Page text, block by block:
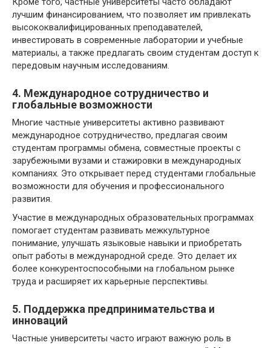
лучшим финансированием, что позволяет им привлекать
высококвалифицированных преподавателей,
инвестировать в современные лаборатории и учебные
материалы, а также предлагать своим студентам доступ к
передовым научным исследованиям.
4. Международное сотрудничество и
глобальные возможности
Многие частные университеты активно развивают
международное сотрудничество, предлагая своим
студентам программы обмена, совместные проекты с
зарубежными вузами и стажировки в международных
компаниях. Это открывает перед студентами глобальные
возможности для обучения и профессионального
развития.
Участие в международных образовательных программах
помогает студентам развивать межкультурное
понимание, улучшать языковые навыки и приобретать
опыт работы в международной среде. Это делает их
более конкурентоспособными на глобальном рынке
труда и расширяет их карьерные перспективы.
5. Поддержка предпринимательства и
инноваций
Частные университеты часто играют важную роль в